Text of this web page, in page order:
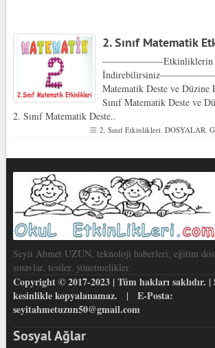
2. Sınıf Matematik
——————-Etkinliklerin
Matematik Deste ve
Sınıf Matematik Deste ve
2. Sınıf Matematik Deste..
2. Sınıf Etkinlikleri,DOSYALAR,
Seyit Ahmet UZUN, teknoloji haberleri, eğitim
sınavlar, testler, yönetmelikler
Copyright © 2017-2023 | Tüm hakları saklıdır.
kesinlikle kopyalanamaz. | E-Posta:
seyitahmetuzun50@gmail.com
Sosyal Ağlar